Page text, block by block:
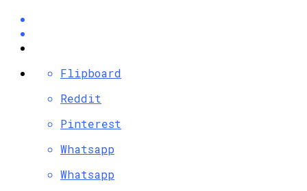
Flipboard
Reddit
Pinterest
Whatsapp
Whatsapp